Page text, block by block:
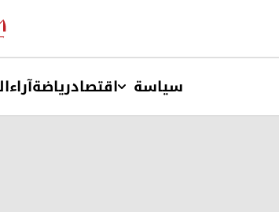
سیاسة اقتصادریاضةآراء